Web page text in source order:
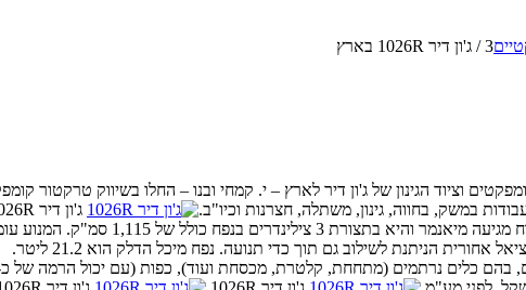
3
/ ג'ון דיר 1026R בארץ
במשק, בחווה, גינון, משתלה, חצרנות וכיו"ב.
הניתנת לשילוב גם תוך כדי תנועה. נפח מיכל הדלק הוא 21.2 ליטר.